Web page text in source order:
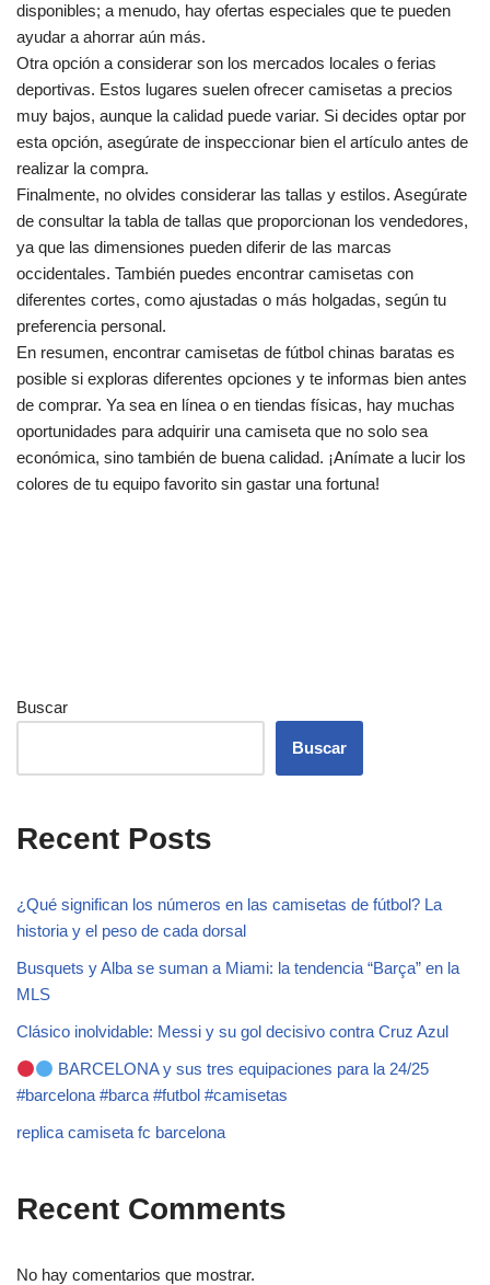
disponibles; a menudo, hay ofertas especiales que te pueden
ayudar a ahorrar aún más.
Otra opción a considerar son los mercados locales o ferias
deportivas. Estos lugares suelen ofrecer camisetas a precios
muy bajos, aunque la calidad puede variar. Si decides optar por
esta opción, asegúrate de inspeccionar bien el artículo antes de
realizar la compra.
Finalmente, no olvides considerar las tallas y estilos. Asegúrate
de consultar la tabla de tallas que proporcionan los vendedores,
ya que las dimensiones pueden diferir de las marcas
occidentales. También puedes encontrar camisetas con
diferentes cortes, como ajustadas o más holgadas, según tu
preferencia personal.
En resumen, encontrar camisetas de fútbol chinas baratas es
posible si exploras diferentes opciones y te informas bien antes
de comprar. Ya sea en línea o en tiendas físicas, hay muchas
oportunidades para adquirir una camiseta que no solo sea
económica, sino también de buena calidad. ¡Anímate a lucir los
colores de tu equipo favorito sin gastar una fortuna!
Buscar
Buscar
Recent Posts
¿Qué significan los números en las camisetas de fútbol? La
historia y el peso de cada dorsal
Busquets y Alba se suman a Miami: la tendencia “Barça” en la
MLS
Clásico inolvidable: Messi y su gol decisivo contra Cruz Azul
BARCELONA y sus tres equipaciones para la 24/25
#barcelona #barca #futbol #camisetas
replica camiseta fc barcelona
Recent Comments
No hay comentarios que mostrar.